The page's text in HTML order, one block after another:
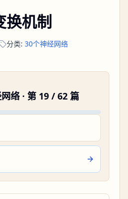
换机制
分类: 30个神经网络
络 · 第 19 /62 篇